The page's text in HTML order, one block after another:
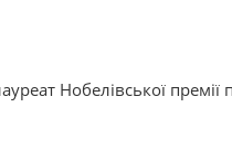
Нобелівської премії